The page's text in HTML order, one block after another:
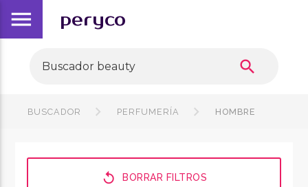
menu peryco
search
BUSCADOR PERFUMERÍA HOMBRE
replay BORRAR FILTROS